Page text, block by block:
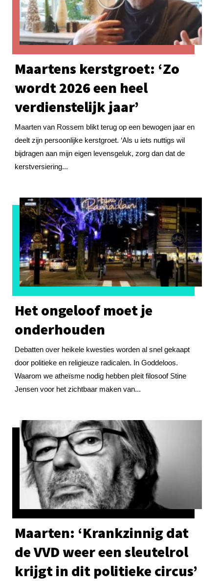
Maartens kerstgroet: ‘Zo
wordt 2026 een heel
verdienstelijk jaar’
Maarten van Rossem blikt terug op een bewogen jaar en
deelt zijn persoonlijke kerstgroet. ‘Als u iets nuttigs wil
bijdragen aan mijn eigen levensgeluk, zorg dan dat de
kerstversiering...
Het ongeloof moet je
onderhouden
Debatten over heikele kwesties worden al snel gekaapt
door politieke en religieuze radicalen. In Goddeloos.
Waarom we atheïsme nodig hebben pleit filosoof Stine
Jensen voor het zichtbaar maken van...
Maarten: ‘Krankzinnig dat
de VVD weer een sleutelrol
krijgt in dit politieke circus’